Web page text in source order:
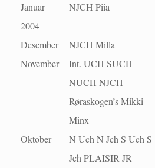
Januar NJCH Piia
2004
Desember
NJCH Milla
November
Int. UCH SUCH
NUCH NJCH
Røraskogen’s Mikki-
Minx
Oktober
N Uch N Jch S Uch S
Jch PLAISIR JR